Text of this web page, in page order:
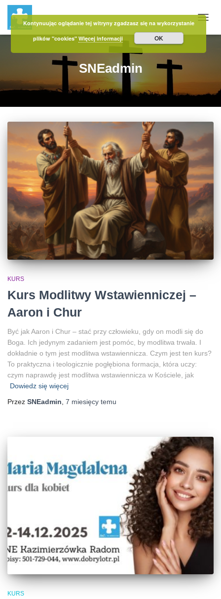
SNEadmin
KURS
Kurs Modlitwy Wstawienniczej –
Aaron i Chur
Być jak Aaron i Chur – stać przy człowieku, gdy on modli się do
Boga. Ich jedynym zadaniem jest pomóc, by modlitwa trwała. I
dokładnie o tym jest modlitwa wstawiennicza. Czym jest ten kurs?
To praktyczna i teologicznie pogłębiona formacja, która uczy:
czym naprawdę jest modlitwa wstawiennicza w Kościele, jak
Dowiedz się więcej
Przez SNEadmin 7 miesięcy temu
KURS
Kontynuując oglądanie tej witryny zgadzasz się na wykorzystanie
plików "cookies"Więcej informacji OK